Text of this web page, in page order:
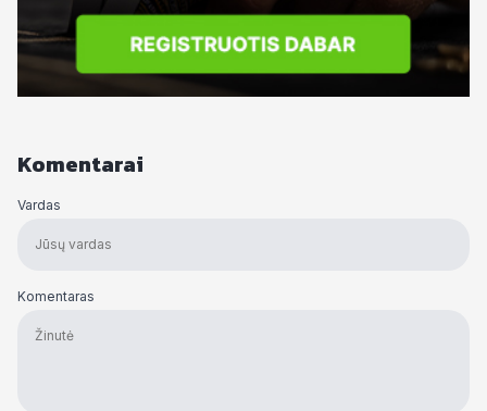
Komentarai
Vardas
Komentaras